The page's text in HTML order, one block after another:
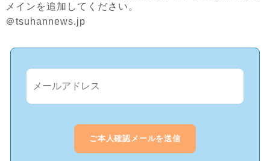
メインを追加してください。
＠tsuhannews.jp